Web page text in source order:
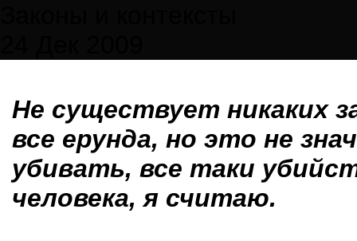
Не существует никаких
все ерунда, но это не
убивать, все таки
человека, я считаю.